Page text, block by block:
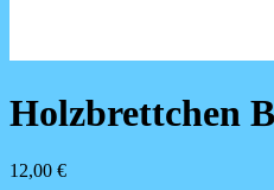
Holzbrettchen
12,00 €